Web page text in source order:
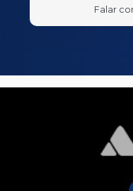
Falar